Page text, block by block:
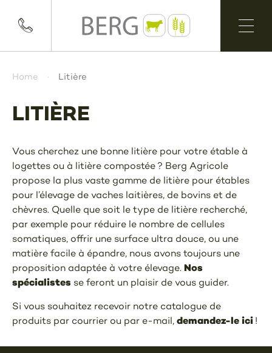
Home Litière
LITIÈRE
Vous cherchez une bonne litière pour votre étable à
logettes ou à litière compostée ? Berg Agricole
propose la plus vaste gamme de litière pour étables
pour l’élevage de vaches laitières, de bovins et de
chèvres. Quelle que soit le type de litière recherché,
par exemple pour réduire le nombre de cellules
somatiques, offrir une surface ultra douce, ou une
matière facile à épandre, nous avons toujours une
proposition adaptée à votre élevage. Nos
spécialistes se feront un plaisir de vous guider.
Si vous souhaitez recevoir notre catalogue de
produits par courrier ou par e-mail, demandez-le ici !